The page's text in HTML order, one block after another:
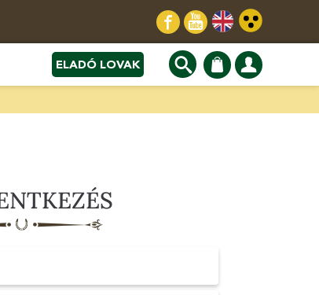
ELADÓ LOVAK